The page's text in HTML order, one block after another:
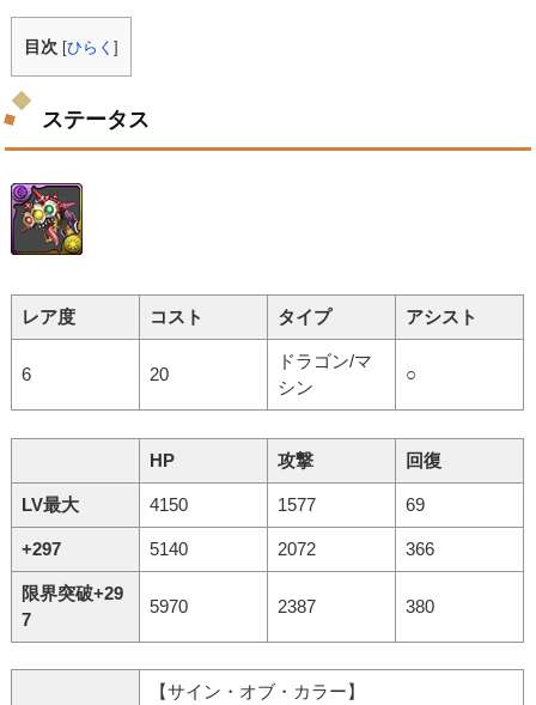
目次 [ひらく]
ステータス
レア度 コスト タイプ アシスト
6 20
ドラゴン/マ
シン
○
HP 攻撃 回復
LV最大 4150 1577 69
+297 5140 2072 366
限界突破+29
7
5970 2387 380
【サイン・オブ・カラー】